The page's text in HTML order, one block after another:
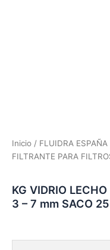
Inicio / FLUIDRA ESPAÑA
FILTRANTE PARA
KG VIDRIO
3 – 7 mm SACO